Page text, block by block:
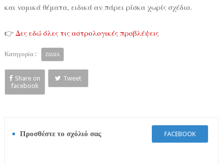
και νομικά θέματα, ειδικά αν πάρει ρίσκα χωρίς σχέδιο.
👉 Δες εδώ όλες τις αστρολογικές προβλέψεις
Κατηγορία : ΖΩΔΙΑ
Share on
facebook
Tweet
Προσθέστε το σχόλιό σας FACEBOOK